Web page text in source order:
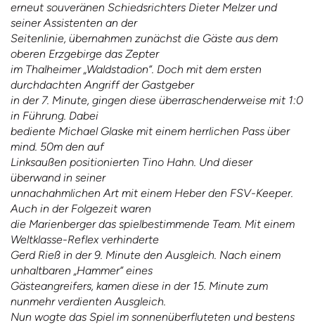
erneut souveränen Schiedsrichters Dieter Melzer und
seiner Assistenten an der
Seitenlinie, übernahmen zunächst die Gäste aus dem
oberen Erzgebirge das Zepter
im Thalheimer „Waldstadion“. Doch mit dem ersten
durchdachten Angriff der Gastgeber
in der 7. Minute, gingen diese überraschenderweise mit 1:0
in Führung. Dabei
bediente Michael Glaske mit einem herrlichen Pass über
mind. 50m den auf
Linksaußen positionierten Tino Hahn. Und dieser
überwand in seiner
unnachahmlichen Art mit einem Heber den FSV-Keeper.
Auch in der Folgezeit waren
die Marienberger das spielbestimmende Team. Mit einem
Weltklasse-Reflex verhinderte
Gerd Rieß in der 9. Minute den Ausgleich. Nach einem
unhaltbaren „Hammer“ eines
Gästeangreifers, kamen diese in der 15. Minute zum
nunmehr verdienten Ausgleich.
Nun wogte das Spiel im sonnenüberfluteten und bestens